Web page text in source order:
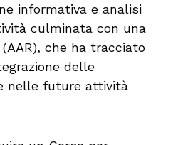
informativa e analisi
culminata con una
che ha tracciato
delle
nelle future attività